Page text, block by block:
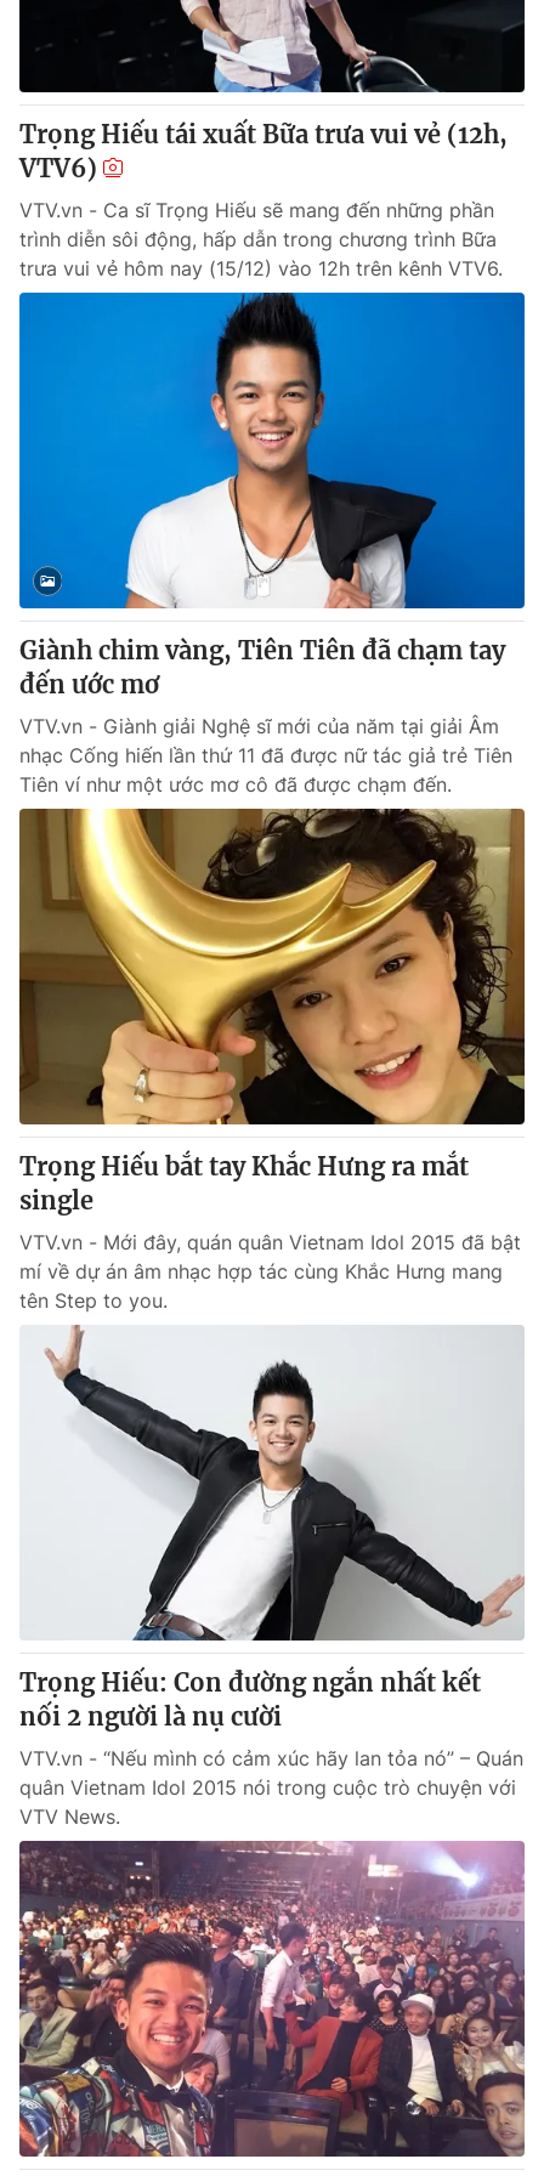
Thị trường 24h Tấm lòng Việt
VTV4 Vươn mình bằng AI
VTV9
Liên hệ tòa soạn English
Cơ quan chủ quản:Đài Truyền hình Việt Nam
Cơ quan báo chí:
Thời báo VTV
Giấy phép hoạt động báo in và báo điện tử số 483/GP-BTTTT
cấp ngày 29/12/2023
Tổng Biên tập:Vũ Thanh Thủy
Phó Tổng Biên tập:Nguyễn Thị Mỹ Hạnh, Phạm Quốc Thắng,
Nguyễn Trọng Ninh
Tổng đài VTV:
024.38 355 931 - 024.38 355 932
Ðiện thoại Thời báo VTV:024.66 897 897
Email:toasoan@vtv.vn
Liên hệ quảng cáo:024-7300.7108
® Cấm sao chép dưới mọi hình thức nếu không có sự chấp
thuận bằng văn bản. Ghi rõ nguồn VTV.vn khi phát hành lại
thông tin từ website này.
Trọng Hiếu tái xuất Bữa trưa vui vẻ (12h,
VTV6)
VTV.vn - Ca sĩ Trọng Hiếu sẽ mang đến những phần
trình diễn sôi động, hấp dẫn trong chương trình Bữa
trưa vui vẻ hôm nay (15/12) vào 12h trên kênh VTV6.
Giành chim vàng, Tiên Tiên đã chạm tay
đến ước mơ
VTV.vn - Giành giải Nghệ sĩ mới của năm tại giải Âm
nhạc Cống hiến lần thứ 11 đã được nữ tác giả trẻ Tiên
Tiên ví như một ước mơ cô đã được chạm đến.
Trọng Hiếu bắt tay Khắc Hưng ra mắt
single
VTV.vn - Mới đây, quán quân Vietnam Idol 2015 đã bật
mí về dự án âm nhạc hợp tác cùng Khắc Hưng mang
tên Step to you.
Trọng Hiếu: Con đường ngắn nhất kết
nối 2 người là nụ cười
VTV.vn - “Nếu mình có cảm xúc hãy lan tỏa nó” – Quán
quân Vietnam Idol 2015 nói trong cuộc trò chuyện với
VTV News.